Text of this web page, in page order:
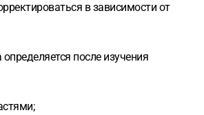
в зависимости от
после изучения